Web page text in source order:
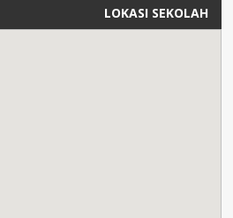
LOKASI SEKOLAH